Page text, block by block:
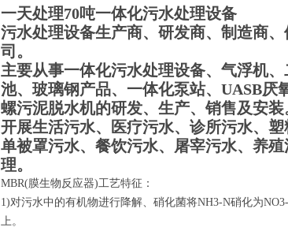
一天处理70吨一体化污水处理设备
污水处理设备生产商、研发商、制造商
司。
主要从事一体化污水处理设备、气浮机
池、玻璃钢产品、一体化泵站、UASB
螺污泥脱水机的研发、生产、销售及安装
开展生活污水、医疗污水、诊所污水、
单被罩污水、餐饮污水、屠宰污水、养
理。
MBR(膜生物反应器)工艺特征：
1)对污水中的有机物进行降解、硝化菌将NH3-N硝化为
上。